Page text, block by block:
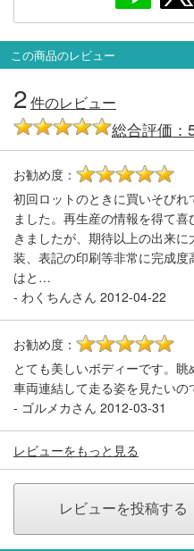
この商品のレビュー
2件のレビュー
総合評価：
お勧め度：
初回ロットのときに買いそび
ました。再生産の情報を得て
きましたが、期待以上の出来
装、表記の印刷等非常に完成
はと…
- わくちんさん 2012-04-22
お勧め度：
とても美しいボディーです。
車両連結して走る姿を見たいの
- ゴルメカさん 2012-03-31
レビューをもっと見る